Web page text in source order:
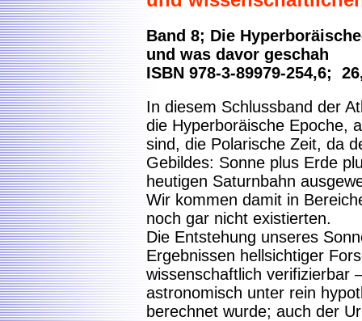
Band 8; Die
und was davor geschah
ISBN 978-3-89979-254,6;
In diesem Schlussband der
die Hyperboräische Epoche,
sind, die Polarische Zeit, da
Gebildes: Sonne plus Erde
heutigen Saturnbahn
Wir kommen damit in
noch gar nicht existierten.
Die Entstehung unseres
Ergebnissen hellsichtiger
wissenschaftlich verifizierbar
astronomisch unter rein
berechnet wurde; auch der